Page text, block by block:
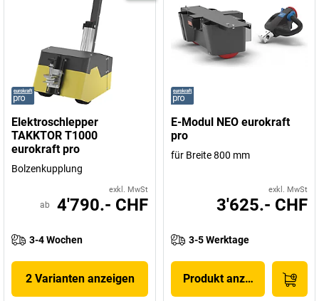
Elektroschlepper
TAKKTOR T1000
eurokraft pro
Bolzenkupplung
exkl. MwSt
ab 4'790.- CHF
3-4 Wochen
2 Varianten anzeigen
E-Modul NEO eurokraft
pro
für Breite 800 mm
exkl. MwSt
3'625.- CHF
3-5 Werktage
Produkt anzeigen